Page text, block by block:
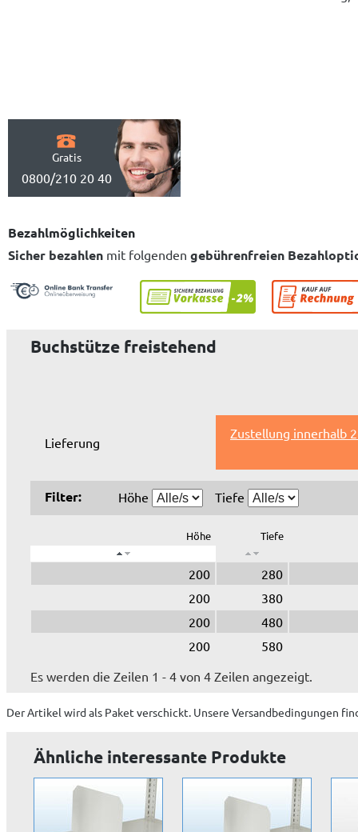
Gratis
0800/210 20 40
Bezahlmöglichkeiten
Sicher bezahlen mit folgenden gebührenfreien
Buchstütze freistehend
Lieferung
Zustellung innerhalb
Filter: Höhe Tiefe
Höhe Tiefe
200
280
200
380
200
480
200
580
Es werden die Zeilen 1 - 4 von 4 Zeilen angezeigt.
Der Artikel wirdals Paket verschickt. Unsere Versandbedingungen
Ähnliche interessante Produkte